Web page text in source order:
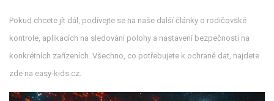
Pokud chcete jít dál, podívejte se na naše další články o rodičovské
kontrole, aplikacích na sledování polohy a nastavení bezpečnosti na
konkrétních zařízeních. Všechno, co potřebujete k ochraně dat, najdete
zde na easy‑kids.cz.